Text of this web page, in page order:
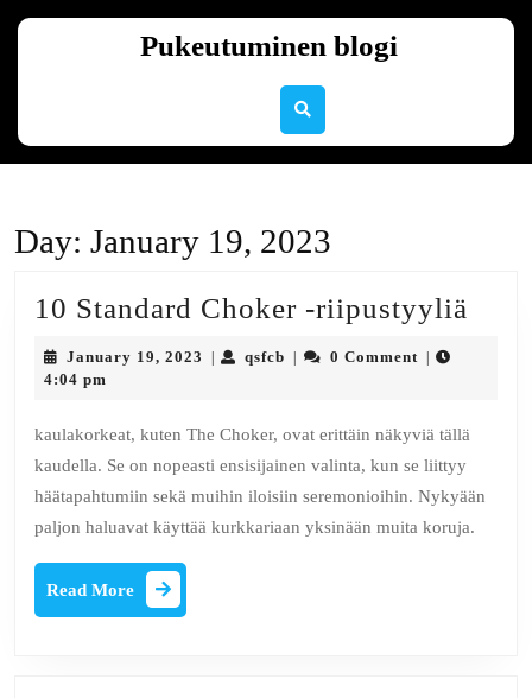
Pukeutuminen blogi
Day: January 19, 2023
10 Standard Choker -riipustyyliä
January 19, 2023 January
qsfcb qsfcb 0 Comment
4:04 pm
kaulakorkeat, kuten The Choker, ovat erittäin näkyviä tällä
kaudella. Se on nopeasti ensisijainen valinta, kun se liittyy
häätapahtumiin sekä muihin iloisiin seremonioihin. Nykyään
paljon haluavat käyttää kurkkariaan yksinään muita koruja.
Read More
More